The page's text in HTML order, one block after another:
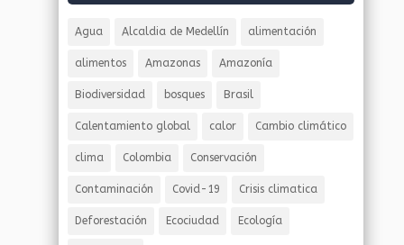
Agua Alcaldia de Medellín alimentación
alimentos Amazonas Amazonía
Biodiversidad bosques Brasil
Calentamiento global calor Cambio climático
clima Colombia Conservación
Contaminación Covid-19 Crisis climatica
Deforestación Ecociudad Ecología